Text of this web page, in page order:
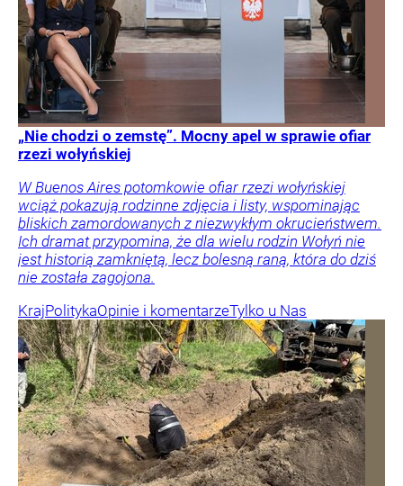
„Nie chodzi o zemstę”. Mocny apel w sprawie ofiar
rzezi wołyńskiej
W Buenos Aires potomkowie ofiar rzezi wołyńskiej
wciąż pokazują rodzinne zdjęcia i listy, wspominając
bliskich zamordowanych z niezwykłym okrucieństwem.
Ich dramat przypomina, że dla wielu rodzin Wołyń nie
jest historią zamkniętą, lecz bolesną raną, która do dziś
nie została zagojona.
KrajPolitykaOpinie i komentarzeTylko u Nas